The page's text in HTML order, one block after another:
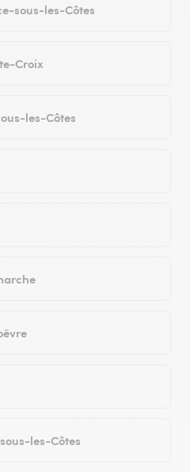
sous-les-Côtes
Croix
les-Côtes
les-Côtes